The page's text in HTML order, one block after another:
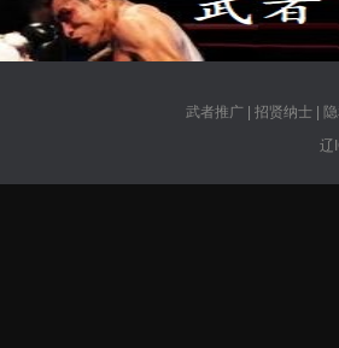
武者推广| 招贤纳士|
辽